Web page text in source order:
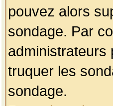
pouvez alors
sondage. Par
administrateurs
truquer les
sondage.